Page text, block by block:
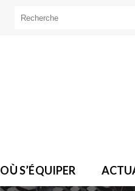
OÙ S’ÉQUIPER